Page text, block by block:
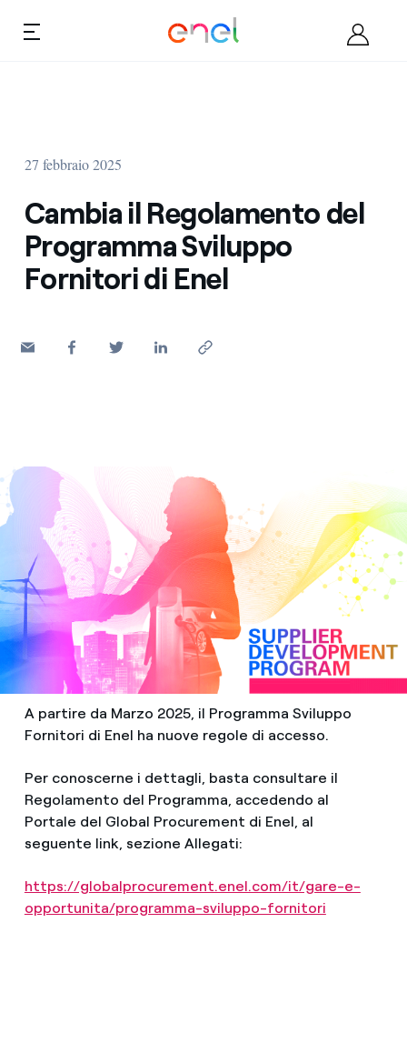
Documenti
Opportunità
27 febbraio 2025
Cambia il Regolamento del
Programma Sviluppo
Fornitori di Enel
A partire da Marzo 2025, il Programma Sviluppo
Fornitori di Enel ha nuove regole di accesso.
Per conoscerne i dettagli, basta consultare il
Regolamento del Programma, accedendo al
Portale del Global Procurement di Enel, al
seguente link, sezione Allegati:
https://globalprocurement.enel.com/it/gare-e-
opportunita/programma-sviluppo-fornitori